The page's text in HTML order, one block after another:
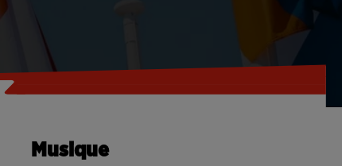
Musique